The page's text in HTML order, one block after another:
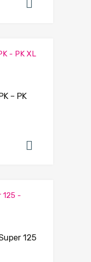
– PK
125